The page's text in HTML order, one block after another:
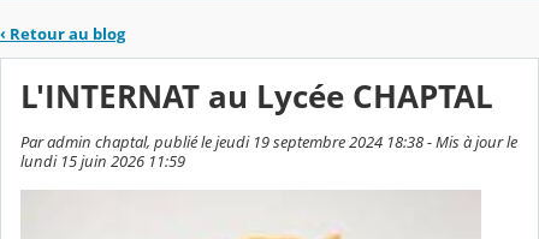
‹ Retour au blog
L'INTERNAT au Lycée CHAPTAL
Par admin chaptal, publié le jeudi 19 septembre 2024 18:38 - Mis à jour le
lundi 15 juin 2026 11:59